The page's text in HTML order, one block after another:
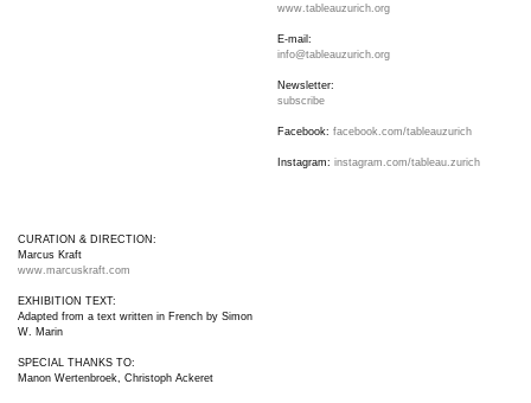
www.tableauzurich.org
E-mail:
info@tableauzurich.org
Newsletter:
subscribe
Facebook: facebook.com/tableauzurich
Instagram: instagram.com/tableau.zurich
CURATION & DIRECTION:
Marcus Kraft
www.marcuskraft.com
EXHIBITION TEXT:
Adapted from a text written in French by Simon
W. Marin
SPECIAL THANKS TO:
Manon Wertenbroek, Christoph Ackeret